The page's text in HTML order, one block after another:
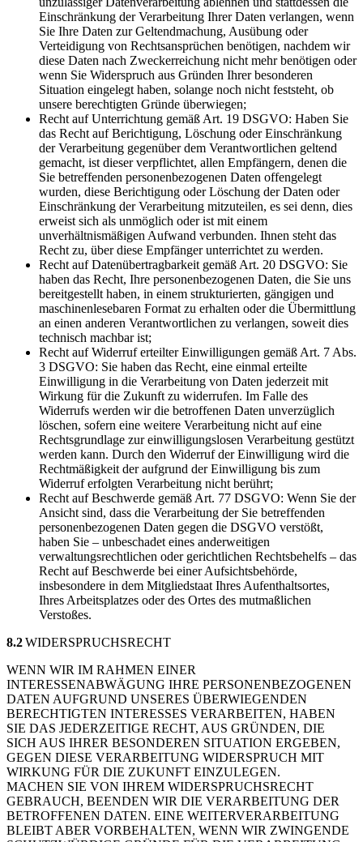
Einschränkung der Verarbeitung Ihrer Daten verlangen, wenn
Sie Ihre Daten zur Geltendmachung, Ausübung oder
Verteidigung von Rechtsansprüchen benötigen, nachdem wir
diese Daten nach Zweckerreichung nicht mehr benötigen oder
wenn Sie Widerspruch aus Gründen Ihrer besonderen
Situation eingelegt haben, solange noch nicht feststeht, ob
unsere berechtigten Gründe überwiegen;
Recht auf Unterrichtung gemäß Art. 19 DSGVO: Haben Sie
das Recht auf Berichtigung, Löschung oder Einschränkung
der Verarbeitung gegenüber dem Verantwortlichen geltend
gemacht, ist dieser verpflichtet, allen Empfängern, denen die
Sie betreffenden personenbezogenen Daten offengelegt
wurden, diese Berichtigung oder Löschung der Daten oder
Einschränkung der Verarbeitung mitzuteilen, es sei denn, dies
erweist sich als unmöglich oder ist mit einem
unverhältnismäßigen Aufwand verbunden. Ihnen steht das
Recht zu, über diese Empfänger unterrichtet zu werden.
Recht auf Datenübertragbarkeit gemäß Art. 20 DSGVO: Sie
haben das Recht, Ihre personenbezogenen Daten, die Sie uns
bereitgestellt haben, in einem strukturierten, gängigen und
maschinenlesebaren Format zu erhalten oder die Übermittlung
an einen anderen Verantwortlichen zu verlangen, soweit dies
technisch machbar ist;
Recht auf Widerruf erteilter Einwilligungen gemäß Art. 7 Abs.
3 DSGVO: Sie haben das Recht, eine einmal erteilte
Einwilligung in die Verarbeitung von Daten jederzeit mit
Wirkung für die Zukunft zu widerrufen. Im Falle des
Widerrufs werden wir die betroffenen Daten unverzüglich
löschen, sofern eine weitere Verarbeitung nicht auf eine
Rechtsgrundlage zur einwilligungslosen Verarbeitung gestützt
werden kann. Durch den Widerruf der Einwilligung wird die
Rechtmäßigkeit der aufgrund der Einwilligung bis zum
Widerruf erfolgten Verarbeitung nicht berührt;
Recht auf Beschwerde gemäß Art. 77 DSGVO: Wenn Sie der
Ansicht sind, dass die Verarbeitung der Sie betreffenden
personenbezogenen Daten gegen die DSGVO verstößt,
haben Sie – unbeschadet eines anderweitigen
verwaltungsrechtlichen oder gerichtlichen Rechtsbehelfs – das
Recht auf Beschwerde bei einer Aufsichtsbehörde,
insbesondere in dem Mitgliedstaat Ihres Aufenthaltsortes,
Ihres Arbeitsplatzes oder des Ortes des mutmaßlichen
Verstoßes.
8.2WIDERSPRUCHSRECHT
WENN WIR IM RAHMEN EINER
INTERESSENABWÄGUNG IHRE PERSONENBEZOGENEN
DATEN AUFGRUND UNSERES ÜBERWIEGENDEN
BERECHTIGTEN INTERESSES VERARBEITEN, HABEN
SIE DAS JEDERZEITIGE RECHT, AUS GRÜNDEN, DIE
SICH AUS IHRER BESONDEREN SITUATION ERGEBEN,
GEGEN DIESE VERARBEITUNG WIDERSPRUCH MIT
WIRKUNG FÜR DIE ZUKUNFT EINZULEGEN.
MACHEN SIE VON IHREM WIDERSPRUCHSRECHT
GEBRAUCH, BEENDEN WIR DIE VERARBEITUNG DER
BETROFFENEN DATEN. EINE WEITERVERARBEITUNG
BLEIBT ABER VORBEHALTEN, WENN WIR ZWINGENDE